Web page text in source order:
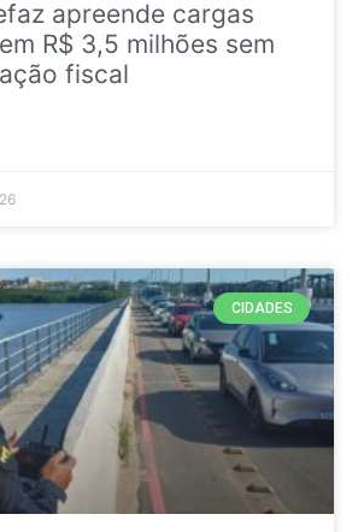
apreende cargas
R$ 3,5 milhões sem
fiscal
CIDADES